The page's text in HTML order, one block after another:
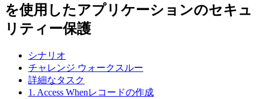
を使用したアプリケーションのセキュ
リティー保護
シナリオ
チャレンジ ウォークスルー
詳細なタスク
1. Access Whenレコードの作成